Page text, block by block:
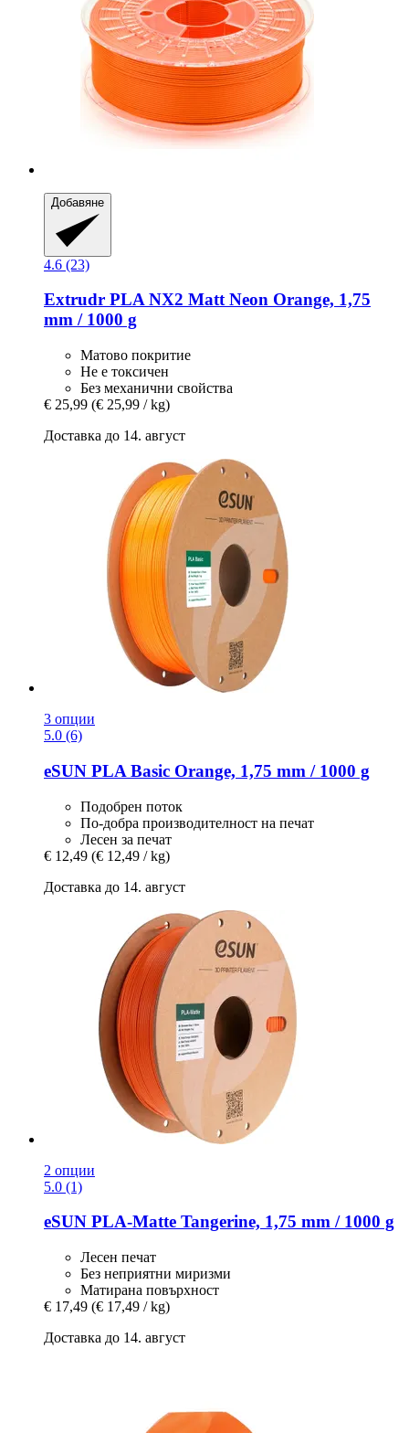
Добавяне
4.6 (23)
Extrudr PLA NX2 Matt Neon Orange, 1,75
mm / 1000 g
Матово покритие
Не е токсичен
Без механични свойства
€ 25,99 (€ 25,99 / kg)
Доставка до 14. август
3 опции
5.0 (6)
eSUN PLA Basic Orange, 1,75 mm / 1000 g
Подобрен поток
По-добра производителност на печат
Лесен за печат
€ 12,49 (€ 12,49 / kg)
Доставка до 14. август
2 опции
5.0 (1)
eSUN PLA-​Matte Tangerine, 1,75 mm / 1000 g
Лесен печат
Без неприятни миризми
Матирана повърхност
€ 17,49 (€ 17,49 / kg)
Доставка до 14. август